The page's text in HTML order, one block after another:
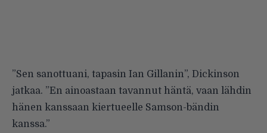
”Sen sanottuani, tapasin Ian Gillanin”, Dickinson
jatkaa. ”En ainoastaan tavannut häntä, vaan lähdin
hänen kanssaan kiertueelle Samson-bändin
kanssa.”